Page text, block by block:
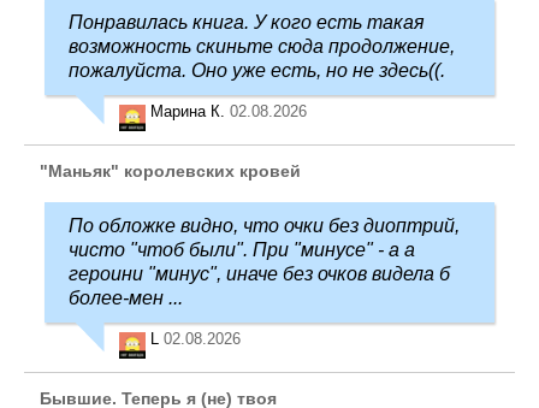
Понравилась книга. У кого есть такая
возможность скиньте сюда продолжение,
пожалуйста. Оно уже есть, но не здесь((.
Марина К. 02.08.2026
"Маньяк" королевских кровей
По обложке видно, что очки без диоптрий,
чисто "чтоб были". При "минусе" - а а
героини "минус", иначе без очков видела б
более-мен ...
L 02.08.2026
Бывшие. Теперь я (не) твоя